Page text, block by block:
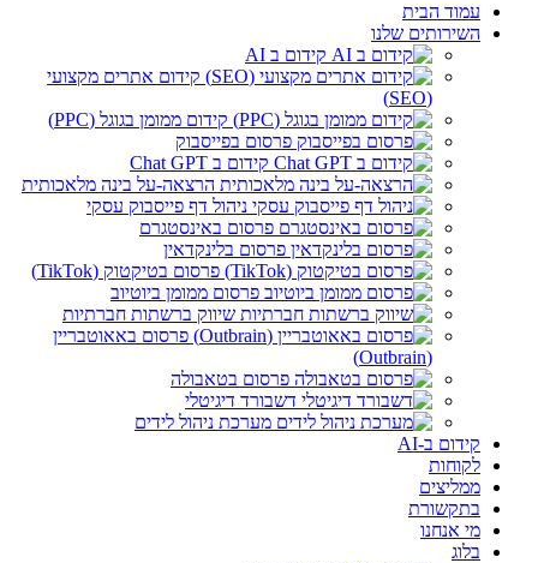
עמוד הבית
השירותים שלנו
קידום ב AI
קידום אתרים מקצועי
(SEO)
קידום ממומן בגוגל (PPC)
פרסום בפייסבוק
קידום ב Chat GPT
הרצאה-על בינה מלאכותית
ניהול דף פייסבוק עסקי
פרסום באינסטגרם
פרסום בלינקדאין
פרסום בטיקטוק (TikTok)
פרסום ממומן ביוטיוב
שיווק ברשתות חברתיות
פרסום באאוטבריין
(Outbrain)
פרסום בטאבולה
דשבורד דיגיטלי
מערכת ניהול לידים
קידום ב-AI
לקוחות
ממליצים
בתקשורת
מי אנחנו
בלוג